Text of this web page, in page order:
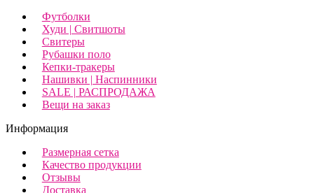
Футболки
Худи | Свитшоты
Свитеры
Рубашки поло
Кепки-тракеры
Нашивки | Наспинники
SALE | РАСПРОДАЖА
Вещи на заказ
Информация
Размерная сетка
Качество продукции
Отзывы
Доставка